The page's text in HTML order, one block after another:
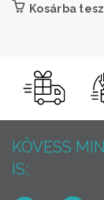
Kosárba
KÖVESS
IS: